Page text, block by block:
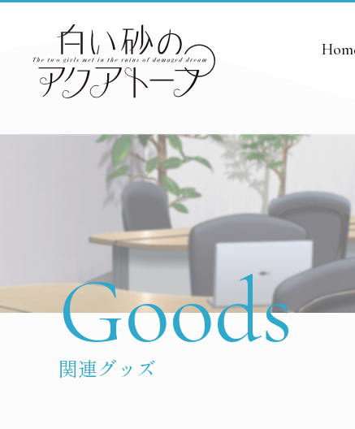
Goods
関連グッズ